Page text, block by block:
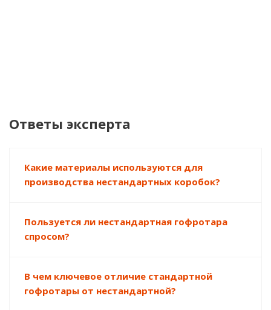
Ответы эксперта
Какие материалы используются для
производства нестандартных коробок?
Пользуется ли нестандартная гофротара
спросом?
В чем ключевое отличие стандартной
гофротары от нестандартной?